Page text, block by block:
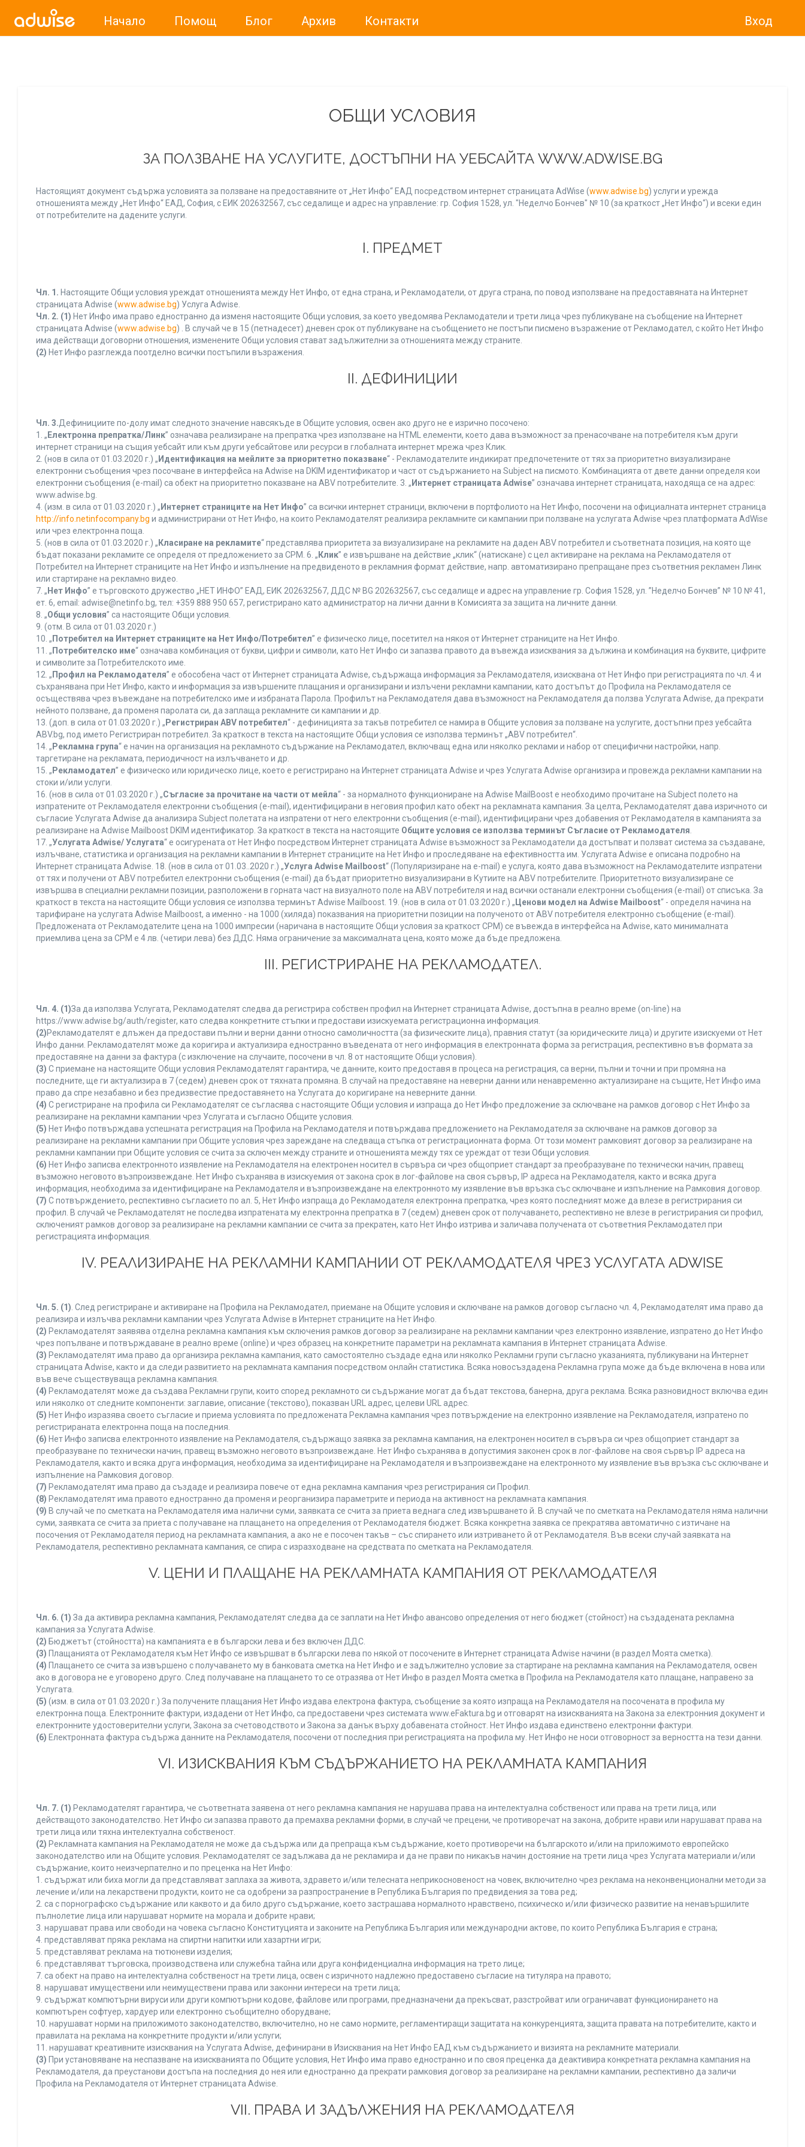
Начало Помощ Блог Архив Контакти Вход
ОБЩИ УСЛОВИЯ
ЗА ПОЛЗВАНЕ НА УСЛУГИТЕ, ДОСТЪПНИ НА УЕБСАЙТА WWW.ADWISE.BG
Настоящият документ съдържа условията за ползване на предоставяните от „Нет Инфо“ ЕАД посредством интернет страницата AdWise (www.adwise.bg) услуги и урежда
отношенията между „Нет Инфо“ ЕАД, София, с ЕИК 202632567, със седалище и адрес на управление: гр. София 1528, ул. "Неделчо Бончев" № 10 (за краткост „Нет Инфо“) и всеки един
от потребителите на дадените услуги.
І. ПРЕДМЕТ
Чл. 1. Настоящите Общи условия уреждат отношенията между Нет Инфо, от една страна, и Рекламодатели, от друга страна, по повод използване на предоставяната на Интернет
страницата Adwise (www.adwise.bg) Услуга Adwise.
Чл. 2. (1) Нет Инфо има право едностранно да изменя настоящите Общи условия, за което уведомява Рекламодатели и трети лица чрез публикуване на съобщение на Интернет
страницата Adwise (www.adwise.bg) . В случай че в 15 (петнадесет) дневен срок от публикуване на съобщението не постъпи писмено възражение от Рекламодател, с който Нет Инфо
има действащи договорни отношения, изменените Общи условия стават задължителни за отношенията между страните.
(2) Нет Инфо разглежда поотделно всички постъпили възражения.
ІІ. ДЕФИНИЦИИ
Чл. 3.Дефинициите по-долу имат следното значение навсякъде в Общите условия, освен ако друго не е изрично посочено:
1. „ Електронна препратка/Линк” означава реализиране на препратка чрез използване на HTML елементи, което дава възможност за пренасочване на потребителя към други
интернет страници на същия уебсайт или към други уебсайтове или ресурси в глобалната интернет мрежа чрез Клик.
2. (нов в сила от 01.03.2020 г.) „ Идентификация на мейлите за приоритетно показване“ - Рекламодателите индикират предпочетените от тях за приоритетно визуализиране
електронни съобщения чрез посочване в интерфейса на Adwise на DKIM идентификатор и част от съдържанието на Subject на писмото. Комбинацията от двете данни определя кои
електронни съобщения (e-mail) са обект на приоритетно показване на ABV потребителите. 3. „ Интернет страницата Adwise” означава интернет страницата, находяща се на адрес:
www.adwise.bg.
4. (изм. в сила от 01.03.2020 г.) „ Интернет страниците на Нет Инфо” са всички интернет страници, включени в портфолиото на Нет Инфо, посочени на официалната интернет страница
http://info.netinfocompany.bg и администрирани от Нет Инфо, на които Рекламодателят реализира рекламните си кампании при ползване на услугата Adwise чрез платформата AdWise
или чрез електронна поща.
5. (нов в сила от 01.03.2020 г.) „ Класиране на рекламите“ представлява приоритета за визуализиране на рекламите на даден ABV потребител и съответната позиция, на която ще
бъдат показани рекламите се определя от предложението за CPM. 6. „ Клик” е извършване на действие „клик“ (натискане) с цел активиране на реклама на Рекламодателя от
Потребител на Интернет страниците на Нет Инфо и изпълнение на предвиденото в рекламния формат действие, напр. автоматизирано препращане през съответния рекламен Линк
или стартиране на рекламно видео.
7. „ Нет Инфо” е търговското дружество „НЕТ ИНФО” ЕАД, ЕИК 202632567, ДДС № BG 202632567, със седалище и адрес на управление гр. София 1528, ул. ”Неделчо Бончев” № 10 № 41,
ет. 6, еmail: adwise@netinfo.bg, тел: +359 888 950 657, регистрирано като администратор на лични данни в Комисията за защита на личните данни.
8. „Общи условия” са настоящите Общи условия.
9. (отм. В сила от 01.03.2020 г.)
10. „ Потребител на Интернет страниците на Нет Инфо/Потребител” е физическо лице, посетител на някоя от Интернет страниците на Нет Инфо.
11. „ Потребителско име“ означава комбинация от букви, цифри и символи, като Нет Инфо си запазва правото да въвежда изисквания за дължина и комбинация на буквите, цифрите
и символите за Потребителското име.
12. „ Профил на Рекламодателя” е обособена част от Интернет страницата Adwise, съдържаща информация за Рекламодателя, изисквана от Нет Инфо при регистрацията по чл. 4 и
съхранявана при Нет Инфо, както и информация за извършените плащания и организирани и излъчени рекламни кампании, като достъпът до Профила на Рекламодателя се
осъществява чрез въвеждане на потребителско име и избраната Парола. Профилът на Рекламодателя дава възможност на Рекламодателя да ползва Услугата Adwise, да прекрати
нейното ползване, да променя паролата си, да заплаща рекламните си кампании и др.
13. (доп. в сила от 01.03.2020 г.) „ Регистриран ABV потребител“ - дефиницията за такъв потребител се намира в Общите условия за ползване на услугите, достъпни през уебсайта
ABV.bg, под името Регистриран потребител. За краткост в текста на настоящите Общи условия се използва терминът „ABV потребител“.
14. „ Рекламна група“ е начин на организация на рекламното съдържание на Рекламодател, включващ една или няколко реклами и набор от специфични настройки, напр.
таргетиране на рекламата, периодичност на излъчването и др.
15. „ Рекламодател” е физическо или юридическо лице, което е регистрирано на Интернет страницата Adwise и чрез Услугата Adwise организира и провежда рекламни кампании на
стоки и/или услуги.
16. (нов в сила от 01.03.2020 г.) „Съгласие за прочитане на части от мейла“ - за нормалното функциониране на Adwise MailBoost е необходимо прочитане на Subject полето на
изпратените от Рекламодателя електронни съобщения (e-mail), идентифицирани в неговия профил като обект на рекламната кампания. За целта, Рекламодателят дава изричното си
съгласие Услугата Adwise да анализира Subject полетата на изпратени от него електронни съобщения (e-mail), идентифицирани чрез добавения от Рекламодателя в кампанията за
реализиране на Adwise Mailboost DKIM идентификатор. За краткост в текста на настоящите Общите условия се използва терминът Съгласие от Рекламодателя
17. „Услугата Adwise/ Услугата“ е осигурената от Нет Инфо посредством Интернет страницата Adwise възможност за Рекламодатели да достъпват и ползват система за създаване,
излъчване, статистика и организация на рекламни кампании в Интернет страниците на Нет Инфо и проследяване на ефективността им. Услугата Adwise е описана подробно на
Интернет страницата Adwise. 18. (нов в сила от 01.03..2020 г.) „Услуга Adwise Mailboost“ (Популяризиране на e-mail) е услуга, която дава възможност на Рекламодателите изпратени
от тях и получени от ABV потребител електронни съобщения (e-mail) да бъдат приоритетно визуализирани в Кутиите на ABV потребителите. Приоритетното визуализиране се
извършва в специални рекламни позиции, разположени в горната част на визуалното поле на ABV потребителя и над всички останали електронни съобщения (e-mail) от списъка. За
краткост в текста на настоящите Общи условия се използва терминът Adwise Mailboost. 19. (нов в сила от 01.03.2020 г.) „ Ценови модел на Adwise Mailboost“ - определя начина на
тарифиране на услугата Adwise Mailboost, а именно - на 1000 (хиляда) показвания на приоритетни позиции на полученото от ABV потребителя електронно съобщение (e-mail).
Предложената от Рекламодателите цена на 1000 импресии (наричана в настоящите Общи условия за краткост CPM) се въвежда в интерфейса на Adwise, като минималната
приемлива цена за CPM е 4 лв. (четири лева) без ДДС. Няма ограничение за максималната цена, която може да бъде предложена.
ІІІ. РЕГИСТРИРАНЕ НА РЕКЛАМОДАТЕЛ.
Чл. 4. (1)За да използва Услугата, Рекламодателят следва да регистрира собствен профил на Интернет страницата Adwise, достъпна в реално време (on-line) на
https://www.adwise.bg/auth/register, като следва конкретните стъпки и предостави изискуемата регистрационна информация.
(2)Рекламодателят е длъжен да предостави пълни и верни данни относно самоличността (за физическите лица), правния статут (за юридическите лица) и другите изискуеми от Нет
Инфо данни. Рекламодателят може да коригира и актуализира едностранно въведената от него информация в електронната форма за регистрация, респективно във формата за
предоставяне на данни за фактура (с изключение на случаите, посочени в чл. 8 от настоящите Общи условия).
(3) С приемане на настоящите Общи условия Рекламодателят гарантира, че данните, които предоставя в процеса на регистрация, са верни, пълни и точни и при промяна на
последните, ще ги актуализира в 7 (седем) дневен срок от тяхната промяна. В случай на предоставяне на неверни данни или ненавременно актуализиране на същите, Нет Инфо има
право да спре незабавно и без предизвестие предоставянето на Услугата до коригиране на неверните данни.
(4) С регистриране на профила си Рекламодателят се съгласява с настоящите Общи условия и изпраща до Нет Инфо предложение за сключване на рамков договор с Нет Инфо за
реализиране на рекламни кампании чрез Услугата и съгласно Общите условия.
(5) Нет Инфо потвърждава успешната регистрация на Профила на Рекламодателя и потвърждава предложението на Рекламодателя за сключване на рамков договор за
реализиране на рекламни кампании при Общите условия чрез зареждане на следваща стъпка от регистрационната форма. От този момент рамковият договор за реализиране на
рекламни кампании при Общите условия се счита за сключен между страните и отношенията между тях се уреждат от тези Общи условия.
(6) Нет Инфо записва електронното изявление на Рекламодателя на електронен носител в сървъра си чрез общоприет стандарт за преобразуване по технически начин, правещ
възможно неговото възпроизвеждане. Нет Инфо съхранява в изискуемия от закона срок в лог-файлове на своя сървър, IP адреса на Рекламодателя, както и всяка друга
информация, необходима за идентифициране на Рекламодателя и възпроизвеждане на електронното му изявление във връзка със сключване и изпълнение на Рамковия договор.
(7) С потвърждението, респективно съгласието по ал. 5, Нет Инфо изпраща до Рекламодателя електронна препратка, чрез която последният може да влезе в регистрирания си
профил. В случай че Рекламодателят не последва изпратената му електронна препратка в 7 (седем) дневен срок от получаването, респективно не влезе в регистрирания си профил,
сключеният рамков договор за реализиране на рекламни кампании се счита за прекратен, като Нет Инфо изтрива и заличава получената от съответния Рекламодател при
регистрацията информация.
IV. РЕАЛИЗИРАНЕ НА РЕКЛАМНИ КАМПАНИИ ОТ РЕКЛАМОДАТЕЛЯ ЧРЕЗ УСЛУГАТА ADWISE
Чл. 5. (1) . След регистриране и активиране на Профила на Рекламодател, приемане на Общите условия и сключване на рамков договор съгласно чл. 4, Рекламодателят има право да
реализира и излъчва рекламни кампании чрез Услугата Adwise в Интернет страниците на Нет Инфо.
(2) Рекламодателят заявява отделна рекламна кампания към сключения рамков договор за реализиране на рекламни кампании чрез електронно изявление, изпратено до Нет Инфо
чрез попълване и потвърждаване в реално време (online) и чрез образец на конкретните параметри на рекламната кампания в Интернет страницата Adwise.
(3) Рекламодателят има право да организира рекламна кампания, като самостоятелно създаде една или няколко Рекламни групи съгласно указанията, публикувани на Интернет
страницата Adwise, както и да следи развитието на рекламната кампания посредством онлайн статистика. Всяка новосъздадена Рекламна група може да бъде включена в нова или
във вече съществуваща рекламна кампания.
(4) Рекламодателят може да създава Рекламни групи, които според рекламното си съдържание могат да бъдат текстова, банерна, друга реклама. Всяка разновидност включва един
или няколко от следните компоненти: заглавие, описание (текстово), показван URL адрес, целеви URL адрес.
(5) Нет Инфо изразява своето съгласие и приема условията по предложената Рекламна кампания чрез потвърждение на електронно изявление на Рекламодателя, изпратено по
регистрираната електронна поща на последния.
(6) Нет Инфо записва електронното изявление на Рекламодателя, съдържащо заявка за рекламна кампания, на електронен носител в сървъра си чрез общоприет стандарт за
преобразуване по технически начин, правещ възможно неговото възпроизвеждане. Нет Инфо съхранява в допустимия законен срок в лог-файлове на своя сървър IP адреса на
Рекламодателя, както и всяка друга информация, необходима за идентифициране на Рекламодателя и възпроизвеждане на електронното му изявление във връзка със сключване и
изпълнение на Рамковия договор.
(7) Рекламодателят има право да създаде и реализира повече от една рекламна кампания чрез регистрирания си Профил.
(8) Рекламодателят има правото едностранно да променя и реорганизира параметрите и периода на активност на рекламната кампания.
(9) В случай че по сметката на Рекламодателя има налични суми, заявката се счита за приета веднага след извършването й. В случай че по сметката на Рекламодателя няма налични
суми, заявката се счита за приета с получаване на плащането на определения от Рекламодателя бюджет. Всяка конкретна заявка се прекратява автоматично с изтичане на
посочения от Рекламодателя период на рекламната кампания, а ако не е посочен такъв – със спирането или изтриването й от Рекламодателя. Във всеки случай заявката на
Рекламодателя, респективно рекламната кампания, се спира с изразходване на средствата по сметката на Рекламодателя.
V. ЦЕНИ И ПЛАЩАНЕ НА РЕКЛАМНАТА КАМПАНИЯ ОТ РЕКЛАМОДАТЕЛЯ
Чл. 6. (1) За да активира рекламна кампания, Рекламодателят следва да се заплати на Нет Инфо авансово определения от него бюджет (стойност) на създадената рекламна
кампания за Услугата Adwise.
(2) Бюджетът (стойността) на кампанията е в български лева и без включен ДДС.
(3) Плащанията от Рекламодателя към Нет Инфо се извършват в български лева по някой от посочените в Интернет страницата Adwise начини (в раздел Моята сметка).
(4) Плащането се счита за извършено с получаването му в банковата сметка на Нет Инфо и е задължително условие за стартиране на рекламна кампания на Рекламодателя, освен
ако в договора не е уговорено друго. След получаване на плащането то се отразява от Нет Инфо в раздел Моята сметка в Профила на Рекламодателя като плащане, направено за
Услугата.
(5) (изм. в сила от 01.03.2020 г.) За получените плащания Нет Инфо издава електрона фактура, съобщение за която изпраща на Рекламодателя на посочената в профила му
електронна поща. Електронните фактури, издадени от Нет Инфо, са предоставени чрез системата www.eFaktura.bg и отговарят на изискванията на Закона за електронния документ и
електронните удостоверителни услуги, Закона за счетоводството и Закона за данък върху добавената стойност. Нет Инфо издава единствено електронни фактури.
(6) Електронната фактура съдържа данните на Рекламодателя, посочени от последния при регистрацията на профила му. Нет Инфо не носи отговорност за верността на тези данни.
VI. ИЗИСКВАНИЯ КЪМ СЪДЪРЖАНИЕТО НА РЕКЛАМНАТА КАМПАНИЯ
Чл. 7. (1) Рекламодателят гарантира, че съответната заявена от него рекламна кампания не нарушава права на интелектуална собственост или права на трети лица, или
действащото законодателство. Нет Инфо си запазва правото да премахва рекламни форми, в случай че прецени, че противоречат на закона, добрите нрави или нарушават права на
трети лица или тяхна интелектуална собственост.
(2) Рекламната кампания на Рекламодателя не може да съдържа или да препраща към съдържание, което противоречи на българското и/или на приложимото европейско
законодателство или на Общите условия. Рекламодателят се задължава да не рекламира и да не прави по никакъв начин достояние на трети лица чрез Услугата материали и/или
съдържание, които неизчерпателно и по преценка на Нет Инфо:
1. съдържат или биха могли да представляват заплаха за живота, здравето и/или телесната неприкосновеност на човек, включително чрез реклама на неконвенционални методи за
лечение и/или на лекарствени продукти, които не са одобрени за разпространение в Република България по предвидения за това ред;
2. са с порнографско съдържание или каквото и да било друго съдържание, което застрашава нормалното нравствено, психическо и/или физическо развитие на ненавършилите
пълнолетие лица или нарушават нормите на морала и добрите нрави;
3. нарушават права или свободи на човека съгласно Конституцията и законите на Република България или международни актове, по които Република България е страна;
4. представляват пряка реклама на спиртни напитки или хазартни игри;
5. представляват реклама на тютюневи изделия;
6. представляват търговска, производствена или служебна тайна или друга конфиденциална информация на трето лице;
7. са обект на право на интелектуална собственост на трети лица, освен с изричното надлежно предоставено съгласие на титуляра на правото;
8. нарушават имуществени или неимуществени права или законни интереси на трети лица;
9. съдържат компютърни вируси или други компютърни кодове, файлове или програми, предназначени да прекъсват, разстройват или ограничават функционирането на
компютърен софтуер, хардуер или електронно съобщително оборудване;
10. нарушават норми на приложимото законодателство, включително, но не само нормите, регламентиращи защитата на конкуренцията, защита правата на потребителите, както и
правилата на реклама на конкретните продукти и/или услуги;
11. нарушават креативните изисквания на Услугата Adwise, дефинирани в Изисквания на Нет Инфо ЕАД към съдържанието и визията на рекламните материали.
(3) При установяване на неспазване на изискванията по Общите условия, Нет Инфо има право едностранно и по своя преценка да деактивира конкретната рекламна кампания на
Рекламодателя, да преустанови достъпа на последния до нея или едностранно да прекрати рамковия договор за реализиране на рекламни кампании, респективно да заличи
Профила на Рекламодателя от Интернет страницата Adwise.
VII. ПРАВА И ЗАДЪЛЖЕНИЯ НА РЕКЛАМОДАТЕЛЯ